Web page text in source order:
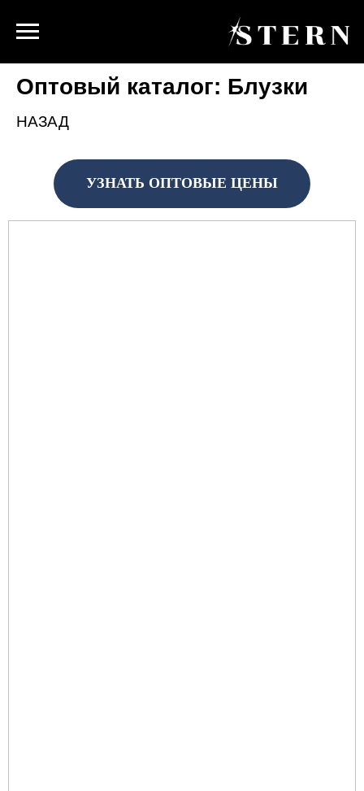
Оптовый каталог: Блузки
НАЗАД
УЗНАТЬ ОПТОВЫЕ ЦЕНЫ